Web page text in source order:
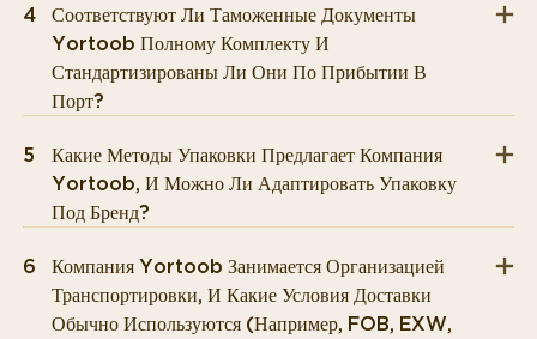
4
Соответствуют Ли Таможенные Документы
Yortoob Полному Комплекту И
Стандартизированы Ли Они По Прибытии В
Порт?
5
Какие Методы Упаковки Предлагает Компания
Yortoob, И Можно Ли Адаптировать Упаковку
Под Бренд?
6
Компания Yortoob Занимается Организацией
Транспортировки, И Какие Условия Доставки
Обычно Используются (например, FOB, EXW,